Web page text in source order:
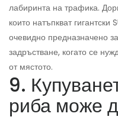
лабиринта на трафика.
които натъпкват
очевидно предназначено
задръстване, когато се
от мястото.
9.
риба може